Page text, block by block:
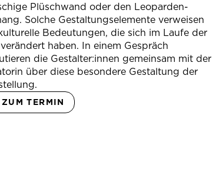
Plüschwand oder den Leoparden-
Solche Gestaltungselemente verweisen
Bedeutungen, die sich im Laufe der
haben. In einem Gespräch
die Gestalter:innen gemeinsam mit der
über diese besondere Gestaltung der
ZUM TERMIN